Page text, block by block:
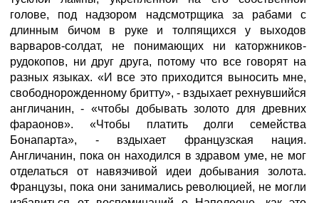
голове, под надзором надсмотрщика за рабами с
длинным бичом в руке и толпящихся у выходов
варваров-солдат, не понимающих ни каторжников-
рудокопов, ни друг друга, потому что все говорят на
разных языках. «И все это приходится выносить мне,
свободнорожденному бритту», - вздыхает рехнувшийся
англичанин, - «чтобы добывать золото для древних
фараонов». «Чтобы платить долги семейства
Бонапарта», - вздыхает французская нация.
Англичанин, пока он находился в здравом уме, не мог
отделаться от навязчивой идеи добывания золота.
Французы, пока они занимались революцией, не могли